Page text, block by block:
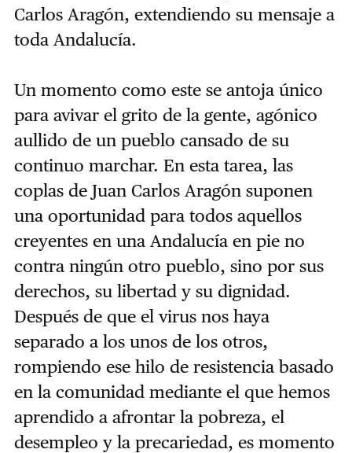
Carlos Aragón, extendiendo su mensaje a
toda Andalucía.
Un momento como este se antoja único
para avivar el grito de la gente, agónico
aullido de un pueblo cansado de su
continuo marchar. En esta tarea, las
coplas de Juan Carlos Aragón suponen
una oportunidad para todos aquellos
creyentes en una Andalucía en pie no
contra ningún otro pueblo, sino por sus
derechos, su libertad y su dignidad.
Después de que el virus nos haya
separado a los unos de los otros,
rompiendo ese hilo de resistencia basado
en la comunidad mediante el que hemos
aprendido a afrontar la pobreza, el
desempleo y la precariedad, es momento